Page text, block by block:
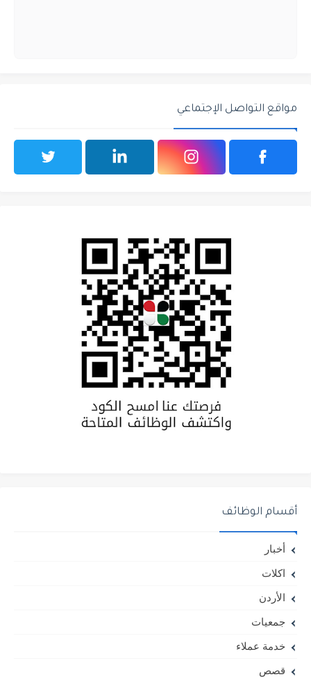
مواقع التواصل الإجتماعي
أقسام الوظائف
أخبار
اكلات
الأردن
جمعيات
خدمة عملاء
قصص